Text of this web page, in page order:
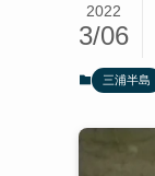
2022
3/06
三浦半島